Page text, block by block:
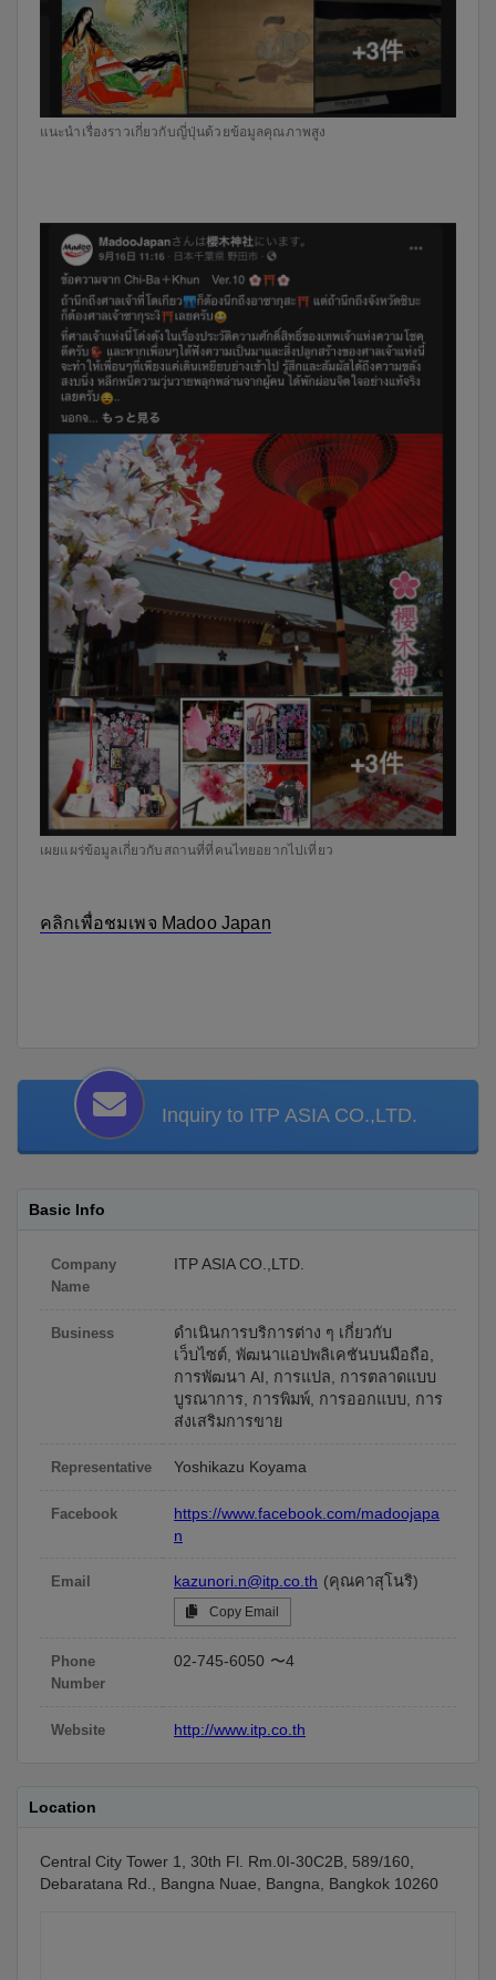
แนะนำเรื่องราวเกี่ยวกับญี่ปุ่นด้วยข้อมูลคุณภาพสูง
เผยแผร่ข้อมูลเกี่ยวกับสถานที่ที่คนไทยอยากไปเที่ยว
คลิกเพื่อชมเพจ Madoo Japan
Inquiry to ITP ASIA CO.,LTD.
Basic Info
Company
Name
ITP ASIA CO.,LTD.
Business
ดำเนินการบริการต่าง ๆ เกี่ยวกับ
เว็บไซต์, พัฒนาแอปพลิเคชันบนมือถือ,
การพัฒนา AI, การแปล, การตลาดแบบ
บูรณาการ, การพิมพ์, การออกแบบ, การ
ส่งเสริมการขาย
Representative Yoshikazu Koyama
Facebook
https://www.facebook.com/madoojapa
n
Email kazunori.n@itp.co.th (คุณคาสุโนริ)
Copy Email
Phone
Number
02-745-6050 〜4
Website http://www.itp.co.th
Location
Central City Tower 1, 30th Fl. Rm.0I-30C2B, 589/160,
Debaratana Rd., Bangna Nuae, Bangna, Bangkok 10260